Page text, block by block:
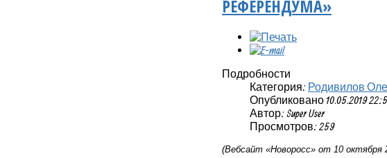
РЕФЕРЕНДУМА»
Подробности
Категория: Родивилов
Опубликовано 10.05.2019
Автор: Super User
Просмотров: 259
(Вебсайт «Новоросс» от 10 октября